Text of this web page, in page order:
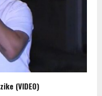
(VIDEO)